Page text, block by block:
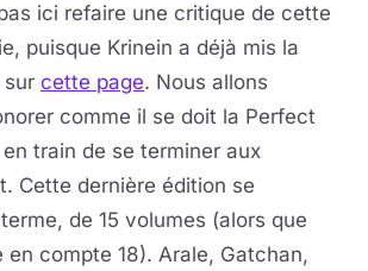
ici refaire une critique de cette
puisque Krinein a déjà mis la
sur cette page. Nous allons
comme il se doit la Perfect
train de se terminer aux
Cette dernière édition se
de 15 volumes (alors que
en compte 18). Arale, Gatchan,